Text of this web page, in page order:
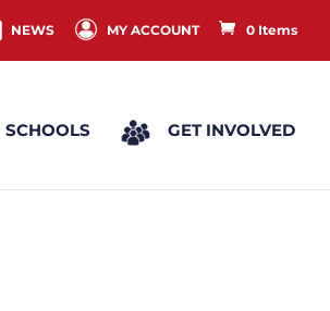
NEWS MY ACCOUNT 0 Items
SCHOOLS GET INVOLVED